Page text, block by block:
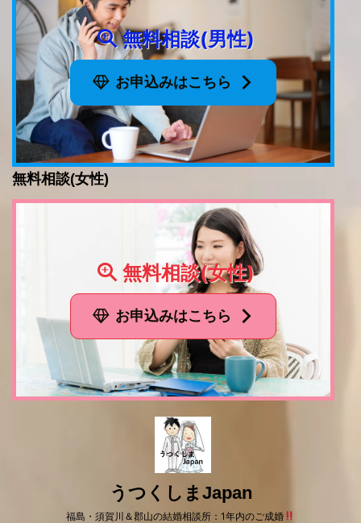
無料相談(男性)
お申込みはこちら
無料相談(女性)
無料相談(女性)
お申込みはこちら
うつくしまJapan
福島・須賀川＆郡山の結婚相談所：1年内のご成婚